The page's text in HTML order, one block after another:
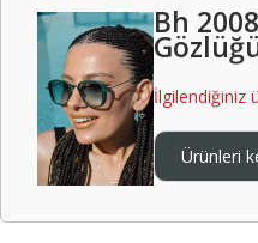
Bh
İlgilendiğiniz
Ürünleri